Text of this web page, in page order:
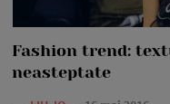
Fashion trend:
neasteptate